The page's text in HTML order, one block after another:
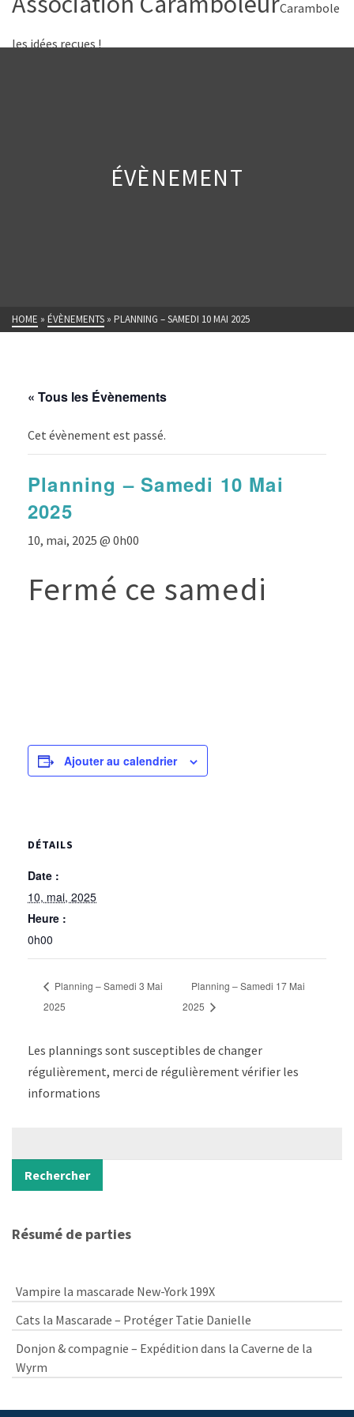
Carambole
les idées reçues !
ÉVÈNEMENT
HOME » ÉVÈNEMENTS » PLANNING – SAMEDI 10 MAI 2025
« Tous les Évènements
Cet évènement est passé.
Planning – Samedi 10 Mai
2025
10, mai, 2025 @ 0h00
Fermé ce samedi
Ajouter au calendrier
DÉTAILS
Date :
10, mai, 2025
Heure :
0h00
Planning – Samedi 3 Mai
2025
Planning – Samedi 17 Mai
2025
Les plannings sont susceptibles de changer
régulièrement, merci de régulièrement vérifier les
informations
Rechercher
Résumé de parties
Vampire la mascarade New-York 199X
Cats la Mascarade – Protéger Tatie Danielle
Donjon & compagnie – Expédition dans la Caverne de la
Wyrm